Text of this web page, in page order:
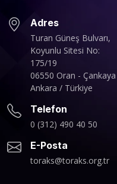
Adres
Turan Güneş Bulvarı,
Koyunlu Sitesi No:
175/19
06550 Oran - Çankaya
Ankara / Türkiye
Telefon
0 (312) 490 40 50
E-Posta
toraks@toraks.org.tr